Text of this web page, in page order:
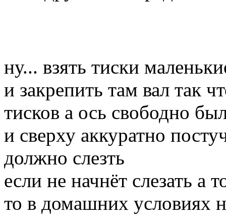
ну... взять тиски
и закрепить там вал так
тисков а ось свободно
и сверху аккуратно
должно слезть
если не начнёт слезать а
то в домашних условиях